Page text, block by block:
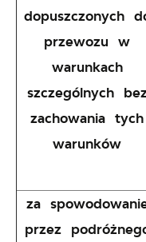
dopuszczonych
przewozu w
warunkach
szczególnych
zachowania tych
warunków
za
przez